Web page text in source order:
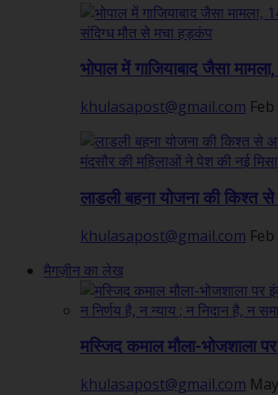
भोपाल में गाजियाबाद जैसा
khulasapost@gmail.com
लाडली बहना योजना की किश्त से
khulasapost@gmail.com
मैगज़ीन का लेख
मस्जिद कमाल मौला-भोजशाला पर
khulasapost@gmail.com